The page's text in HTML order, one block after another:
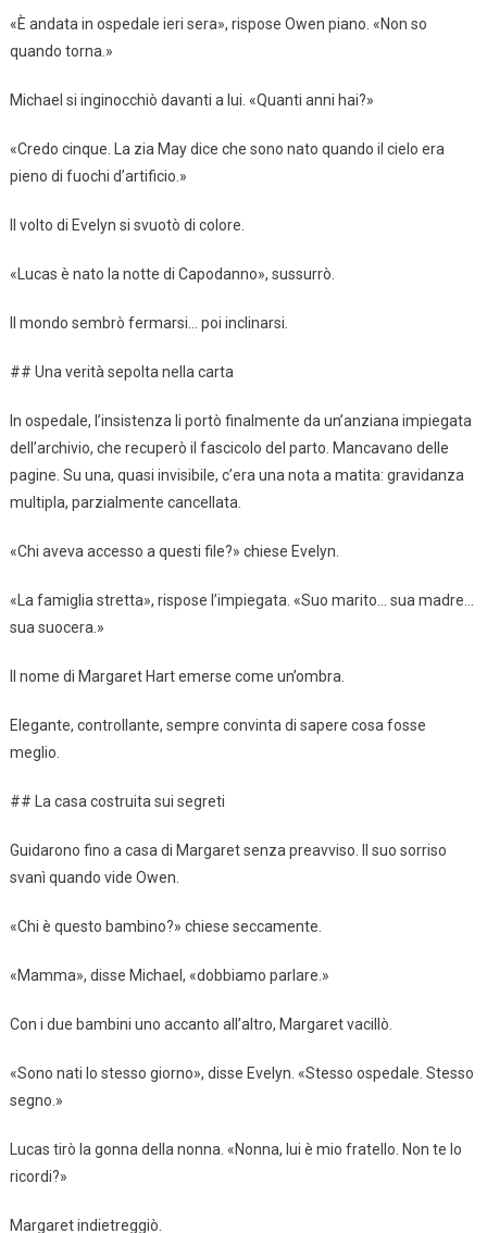
«È andata in ospedale ieri sera», rispose Owen piano. «Non so
quando torna.»
Michael si inginocchiò davanti a lui. «Quanti anni hai?»
«Credo cinque. La zia May dice che sono nato quando il cielo era
pieno di fuochi d’artificio.»
Il volto di Evelyn si svuotò di colore.
«Lucas è nato la notte di Capodanno», sussurrò.
Il mondo sembrò fermarsi… poi inclinarsi.
## Una verità sepolta nella carta
In ospedale, l’insistenza li portò finalmente da un’anziana impiegata
dell’archivio, che recuperò il fascicolo del parto. Mancavano delle
pagine. Su una, quasi invisibile, c’era una nota a matita: gravidanza
multipla, parzialmente cancellata.
«Chi aveva accesso a questi file?» chiese Evelyn.
«La famiglia stretta», rispose l’impiegata. «Suo marito… sua madre…
sua suocera.»
Il nome di Margaret Hart emerse come un’ombra.
Elegante, controllante, sempre convinta di sapere cosa fosse
meglio.
## La casa costruita sui segreti
Guidarono fino a casa di Margaret senza preavviso. Il suo sorriso
svanì quando vide Owen.
«Chi è questo bambino?» chiese seccamente.
«Mamma», disse Michael, «dobbiamo parlare.»
Con i due bambini uno accanto all’altro, Margaret vacillò.
«Sono nati lo stesso giorno», disse Evelyn. «Stesso ospedale. Stesso
segno.»
Lucas tirò la gonna della nonna. «Nonna, lui è mio fratello. Non te lo
ricordi?»
Margaret indietreggiò.